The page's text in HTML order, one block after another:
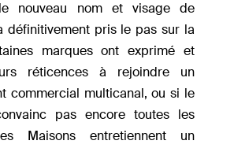
le nouveau nom et visage de
définitivement pris le pas sur la
marques ont exprimé et
réticences à rejoindre un
commercial multicanal, ou si le
pas encore toutes les
Maisons entretiennent un